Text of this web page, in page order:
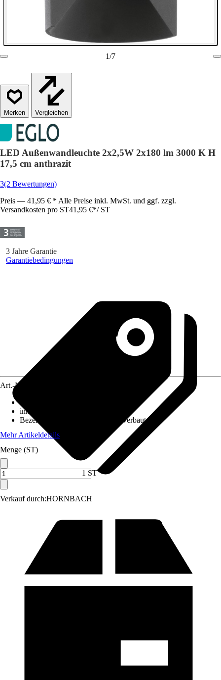
1/7
Vergleichen
LED Außenwandleuchte 2x2,5W 2x180 lm 3000 K H
17,5 cm anthrazit
3(2 Bewertungen)
Preis — 41,95 € * Alle Preise inkl. MwSt. und ggf. zzgl.
Versandkosten pro ST41,95 €*/ ST
3 Jahre Garantie
Garantiebedingungen
Verkauf durch:HORNBACH
Art.-Nr.
inklusive Leuchtmittel
Bezeichnung Fassung
LED fest verbaut
Mehr Artikeldetails
Menge (ST)
1 ST